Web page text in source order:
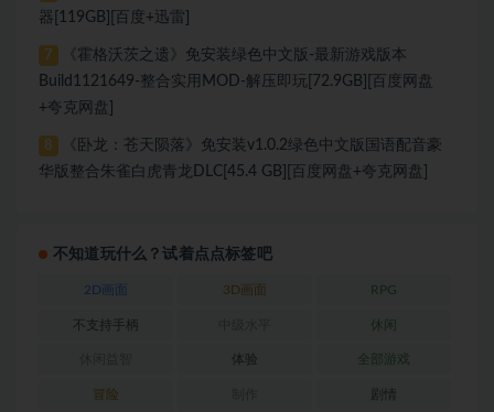
器[119GB][百度+迅雷]
7
《霍格沃茨之遗》免安装绿色中文版-最新游戏版本
Build1121649-整合实用MOD-解压即玩[72.9GB][百度网盘
+夸克网盘]
8
《卧龙：苍天陨落》免安装v1.0.2绿色中文版国语配音豪
华版整合朱雀白虎青龙DLC[45.4 GB][百度网盘+夸克网盘]
不知道玩什么？试着点点标签吧
2D画面 3D画面 RPG
不支持手柄 休闲
体验 全部游戏
冒险 剧情